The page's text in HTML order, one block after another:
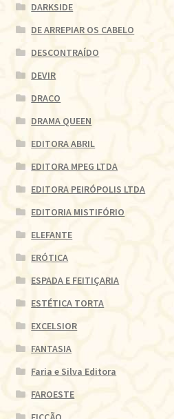
DARKSIDE
DE ARREPIAR OS CABELO
DESCONTRAÍDO
DEVIR
DRACO
DRAMA QUEEN
EDITORA ABRIL
EDITORA MPEG LTDA
EDITORA PEIRÓPOLIS LTDA
EDITORIA MISTIFÓRIO
ELEFANTE
ERÓTICA
ESPADA E FEITIÇARIA
ESTÉTICA TORTA
EXCELSIOR
FANTASIA
Faria e Silva Editora
FAROESTE